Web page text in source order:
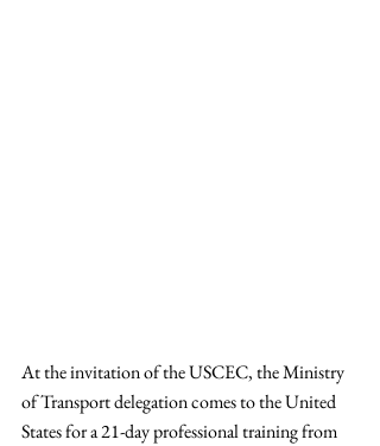
At the invitation of the USCEC, the Ministry
of Transport delegation comes to the United
States for a 21-day professional training from